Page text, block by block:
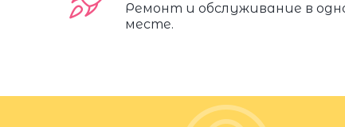
Ремонт и обслуживание в
месте.